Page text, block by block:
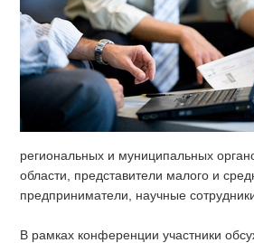
региональных и муниципальных
области, представители малого и
предприниматели, научные
В рамках конференции участники